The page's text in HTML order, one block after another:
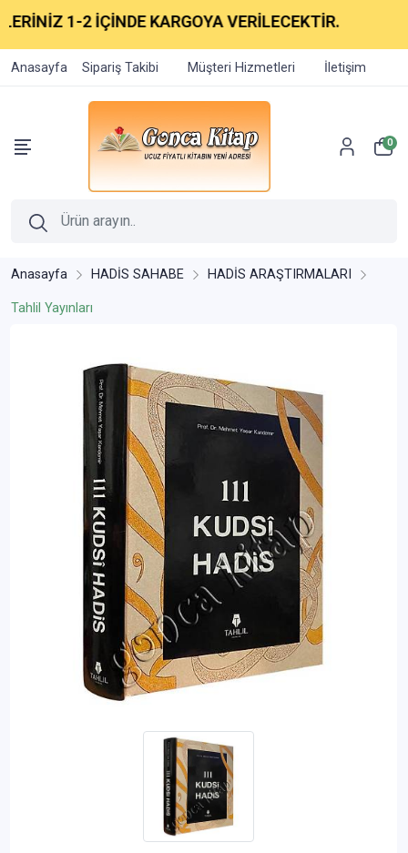
1-2 İÇİNDE KARGOYA VERİLECEKTİR.
Anasayfa Sipariş Takibi Müşteri Hizmetleri İletişim
0
Anasayfa HADİS SAHABE HADİS ARAŞTIRMALARI
Tahlil Yayınları